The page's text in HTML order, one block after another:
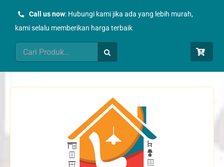
Call us now: Hubungi kami jika ada yang lebih murah,
kami selalu memberikan harga terbaik
Search
for: